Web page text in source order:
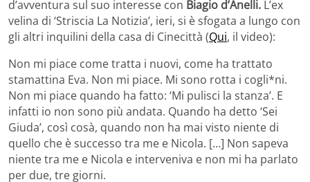
d’avventura sul suo interesse con Biagio d’Anelli. L’ex
velina di ‘Striscia La Notizia’, ieri, si è sfogata a lungo con
gli altri inquilini della casa di Cinecittà (Qui, il video):
Non mi piace come tratta i nuovi, come ha trattato
stamattina Eva. Non mi piace. Mi sono rotta i cogli*ni.
Non mi piace quando ha fatto: ‘Mi pulisci la stanza’. E
infatti io non sono più andata. Quando ha detto ‘Sei
Giuda’, così cosà, quando non ha mai visto niente di
quello che è successo tra me e Nicola. […] Non sapeva
niente tra me e Nicola e interveniva e non mi ha parlato
per due, tre giorni.